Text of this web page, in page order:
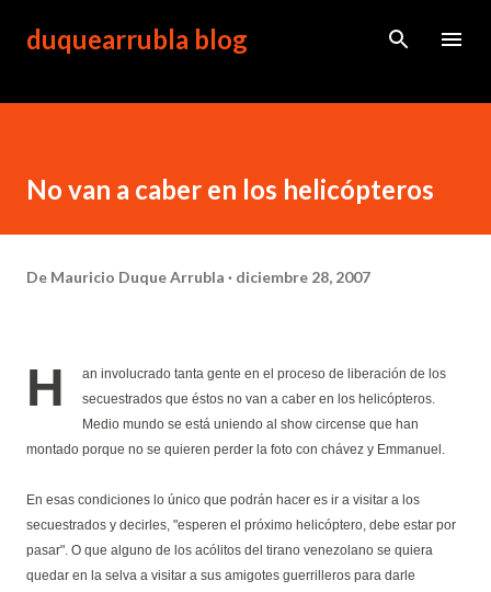
Ir al contenido principal
duquearrubla blog
No van a caber en los helicópteros
De Mauricio Duque Arrubla diciembre 28, 2007
H
an involucrado tanta gente en el proceso de liberación de los
secuestrados que éstos no van a caber en los helicópteros.
Medio mundo se está uniendo al show circense que han
montado porque no se quieren perder la foto con chávez y Emmanuel.
En esas condiciones lo único que podrán hacer es ir a visitar a los
secuestrados y decirles, "esperen el próximo helicóptero, debe estar por
pasar". O que alguno de los acólitos del tirano venezolano se quiera
quedar en la selva a visitar a sus amigotes guerrilleros para darle